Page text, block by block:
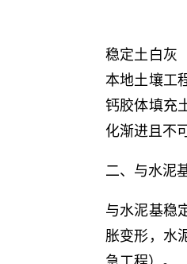
稳定土白灰
本地土壤工
钙胶体填充
化渐进且不
二、与水泥
与水泥基稳
胀变形，水